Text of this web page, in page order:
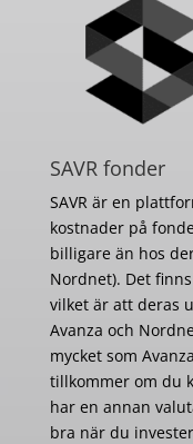
SAVR fonder
SAVR är en
kostnader på
billigare än hos
Nordnet). Det
vilket är att deras
Avanza och
mycket som
tillkommer om du
har en annan
bra när du